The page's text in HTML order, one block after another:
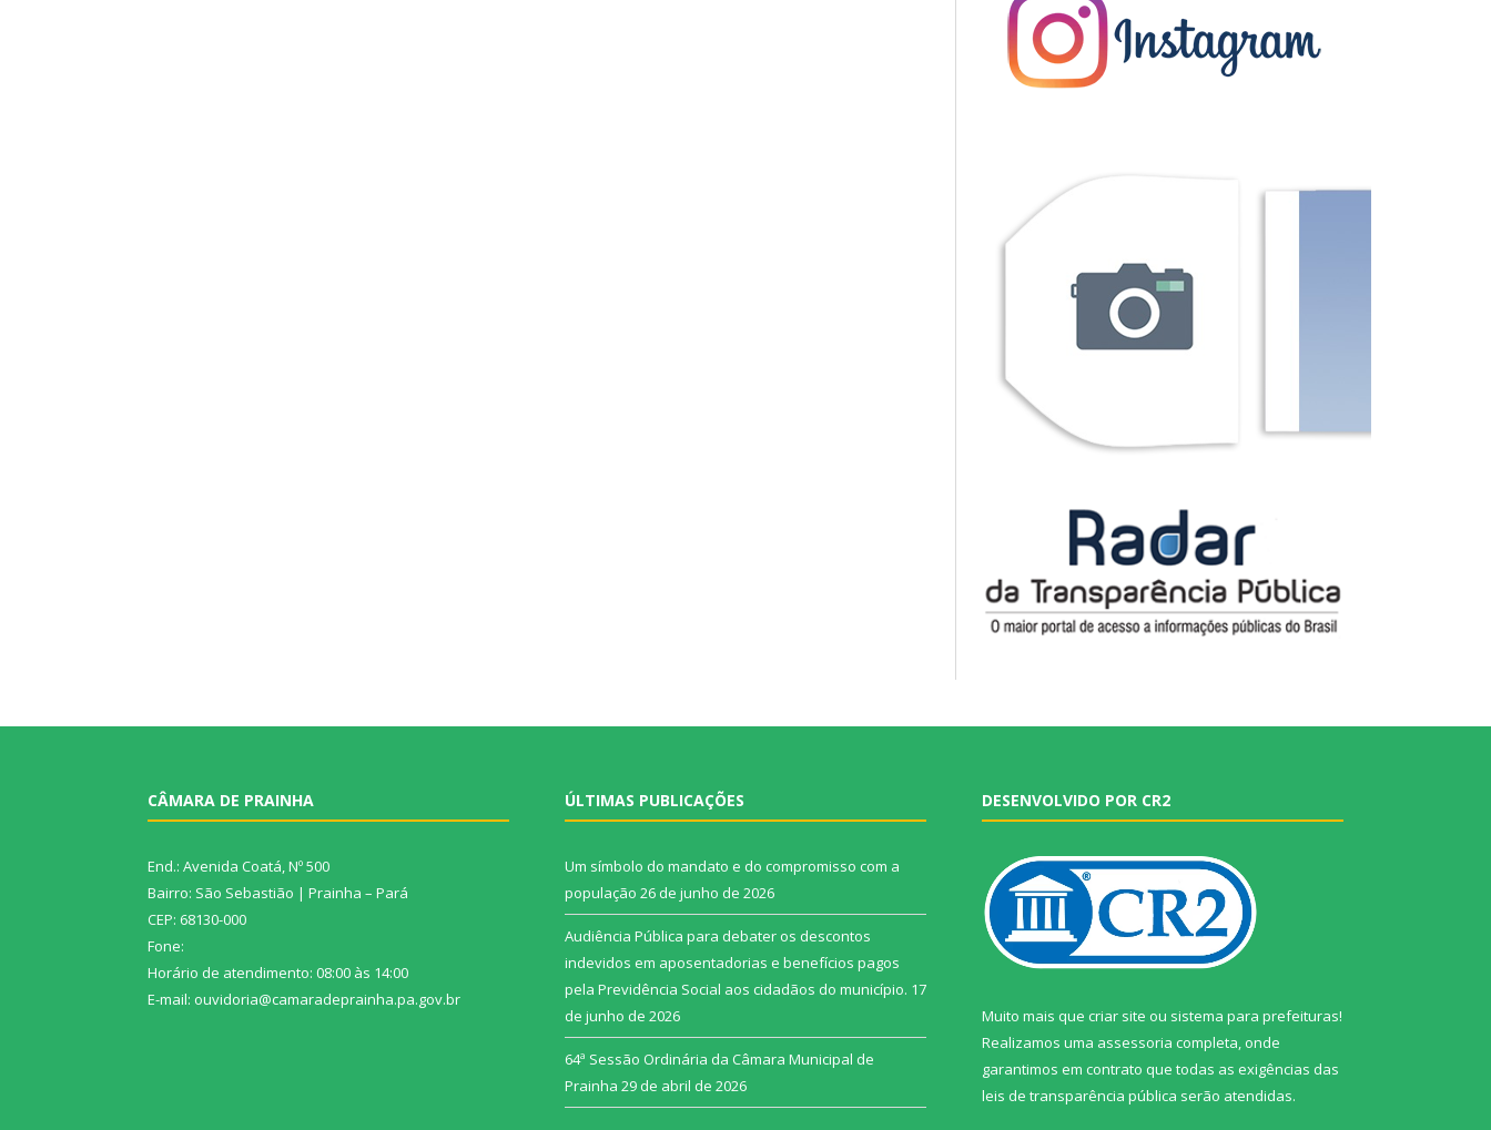
CÂMARA DE PRAINHA
End.: Avenida Coatá, Nº 500
Bairro: São Sebastião | Prainha – Pará
CEP: 68130-000
Fone:
Horário de atendimento: 08:00 às 14:00
E-mail: ouvidoria@camaradeprainha.pa.gov.br
ÚLTIMAS PUBLICAÇÕES
Um símbolo do mandato e do compromisso com a
população 26 de junho de 2026
Audiência Pública para debater os descontos
indevidos em aposentadorias e benefícios pagos
pela Previdência Social aos cidadãos do município. 17
de junho de 2026
64ª Sessão Ordinária da Câmara Municipal de
Prainha 29 de abril de 2026
DESENVOLVIDO POR CR2
Muito mais que criar site ou sistema para prefeituras!
Realizamos uma assessoria completa, onde
garantimos em contrato que todas as exigências das
leis de transparência pública serão atendidas.